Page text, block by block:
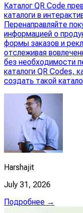
Каталог QR Code
каталоги в
Перенаправляйте
информацией о
формы заказов и
отслеживая
без необходимости
каталоги QR Codes,
создать такой
Harshajit
July 31, 2026
Подробнее →